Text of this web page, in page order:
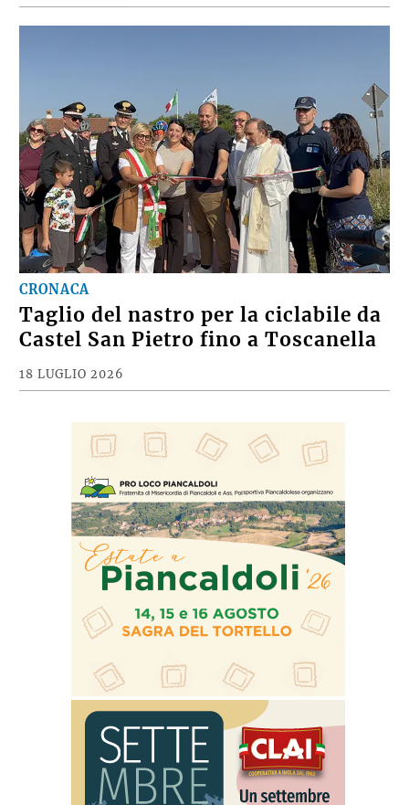
CRONACA
Taglio del nastro per la ciclabile da
Castel San Pietro fino a Toscanella
18 LUGLIO 2026